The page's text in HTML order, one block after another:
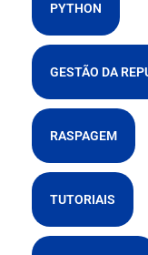
PYTHON
GESTÃO DA
RASPAGEM
TUTORIAIS